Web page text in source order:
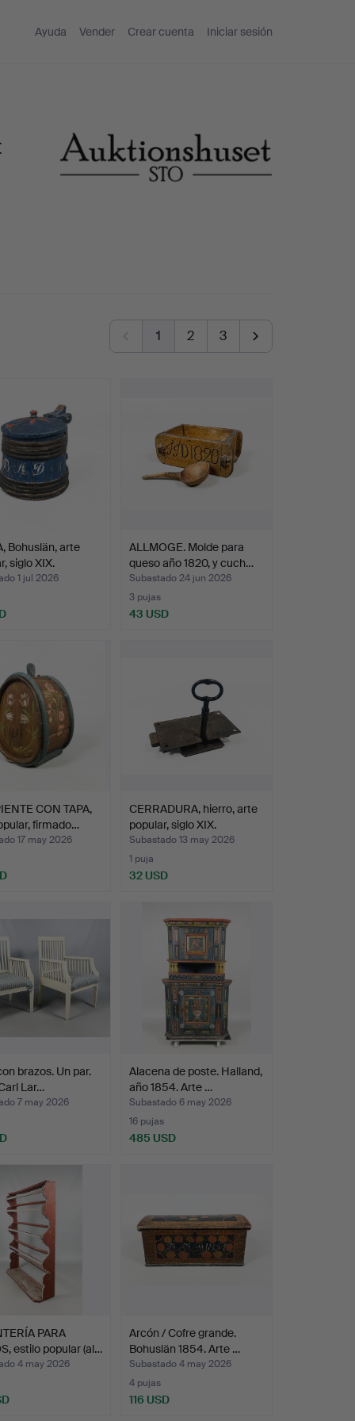
Ayuda Vender Crear cuenta Iniciar sesión
1 2 3
Bohuslän, arte
siglo XIX.
1 jul 2026
ALLMOGE. Molde para
queso año 1820, y cuch…
Subastado 24 jun 2026
3 pujas
43 USD
CON TAPA,
firmado…
17 may 2026
CERRADURA, hierro, arte
popular, siglo XIX.
Subastado 13 may 2026
1 puja
32 USD
brazos. Un par.
Lar…
7 may 2026
Alacena de poste. Halland,
año 1854. Arte …
Subastado 6 may 2026
16 pujas
485 USD
PARA
estilo popular (al…
4 may 2026
Arcón / Cofre grande.
Bohuslän 1854. Arte …
Subastado 4 may 2026
4 pujas
116 USD